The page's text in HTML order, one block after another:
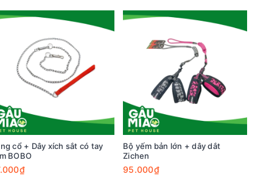
cổ + Dây xích sắt có tay
BOBO
Bộ yếm bản lớn + dây dắt
Zichen
95.000₫